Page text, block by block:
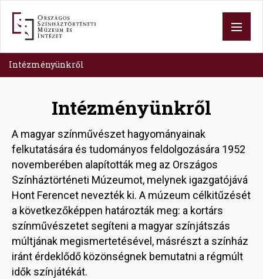
tartalomra
Intézményünkről
Intézményünkről
A magyar színművészet hagyományainak
felkutatására és tudományos feldolgozására 1952
novemberében alapították meg az Országos
Színháztörténeti Múzeumot, melynek igazgatójává
Hont Ferencet nevezték ki. A múzeum célkitűzését
a következőképpen határozták meg: a kortárs
színművészetet segíteni a magyar színjátszás
múltjának megismertetésével, másrészt a színház
iránt érdeklődő közönségnek bemutatni a régmúlt
idők színjátékát.